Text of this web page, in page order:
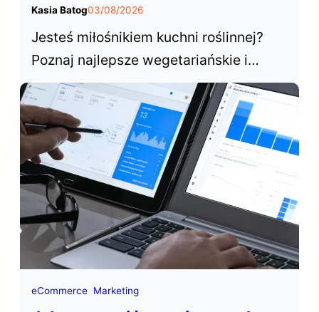
Kasia Batog03/08/2026
Jesteś miłośnikiem kuchni roślinnej?
Poznaj najlepsze wegetariańskie i
wegańskie restauracje w Warszawie,
które od lat cieszą się niesłabnącą
popularnością wśród mieszkańców i
turystów odwiedzających stolicę.
eCommerce Marketing